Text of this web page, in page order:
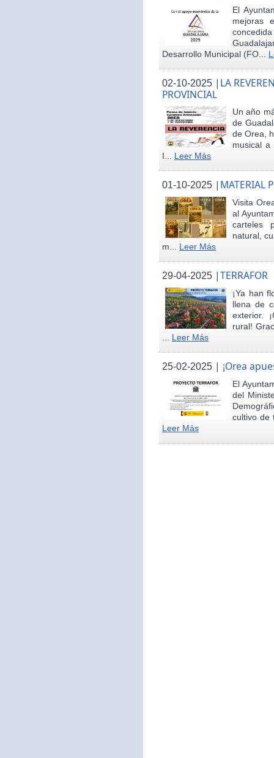
El
mejoras
Desarrollo Municipal (FO...
02-10-2025 | LA
PROVINCIAL
Un año
de
de Orea,
musical a
I... Leer Más
01-10-2025 | MATERIAL
Visita
al
carteles
natural,
m... Leer Más
29-04-2025 |TERRAFOR
¡Ya han
llena de
exterior.
rural!
... Leer Más
25-02-2025 | ¡Orea
El
del
cultivo de
Leer Más